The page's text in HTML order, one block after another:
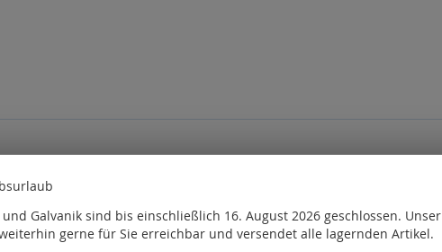
Galvanik sind bis einschließlich 16. August 2026 geschlossen. Unser
gerne für Sie erreichbar und versendet alle lagernden Artikel.